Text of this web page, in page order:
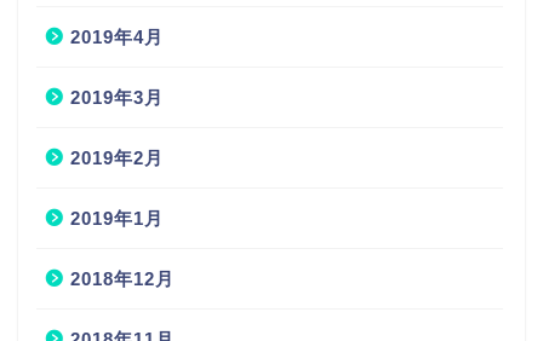
2019年4月
2019年3月
2019年2月
2019年1月
2018年12月